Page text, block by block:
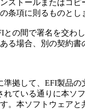
ストールまたはコ
条項に則るものとし
との間で署名を交わ
る場合、別の契約
拠して、EFI製品
ている通りに本ソ
。本ソフトウェア